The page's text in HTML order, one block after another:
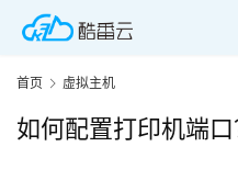
首页 虚拟主机
如何配置打印机端